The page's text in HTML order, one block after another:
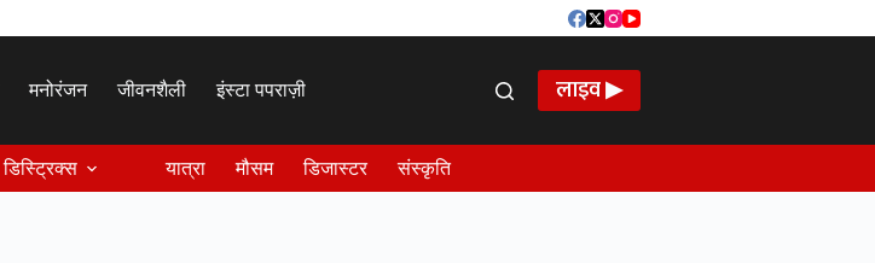
मनोरंजन जीवनशैली इंस्टा पपराज़ी लाइव ▶
डिस्ट्रिक्स यात्रा मौसम डिजास्टर संस्कृति